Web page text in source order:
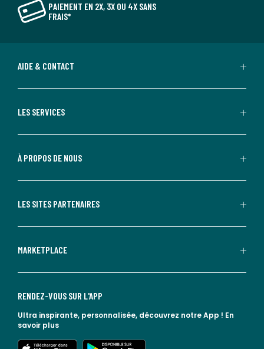
PAIEMENT EN 2X, 3X OU 4X SANS
FRAIS*
AIDE & CONTACT
LES SERVICES
À PROPOS DE NOUS
LES SITES PARTENAIRES
MARKETPLACE
RENDEZ-VOUS SUR L'APP
Ultra inspirante, personnalisée, découvrez notre App ! En
savoir plus
lien vers l'app store
lien vers google play